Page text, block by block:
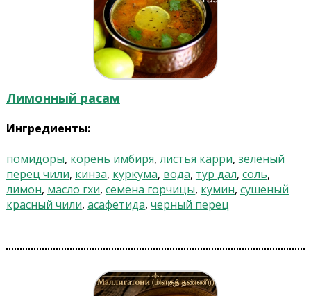
Лимонный расам
Ингредиенты:
помидоры, корень имбиря, листья карри, зеленый
перец чили, кинза, куркума, вода, тур дал, соль,
лимон, масло гхи, семена горчицы, кумин, сушеный
красный чили, асафетида, черный перец